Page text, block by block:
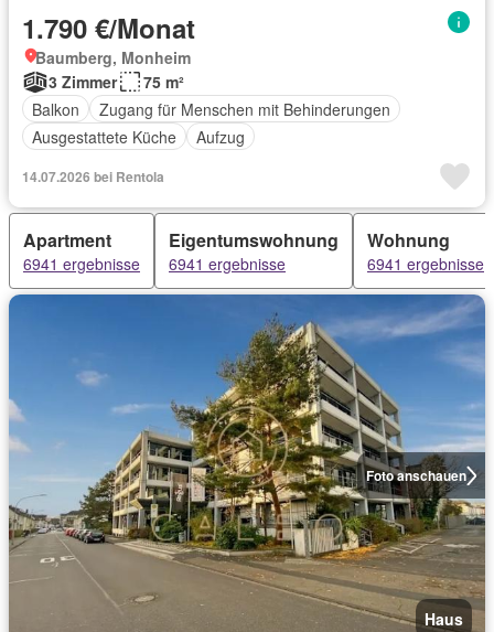
1.790 €/Monat
Baumberg, Monheim
3 Zimmer
75 m²
Balkon
Zugang für Menschen mit Behinderungen
Ausgestattete Küche
Aufzug
14.07.2026 bei Rentola
Apartment
6941 ergebnisse
Eigentumswohnung
6941 ergebnisse
Wohnung
6941 ergebnisse
Foto anschauen
Haus